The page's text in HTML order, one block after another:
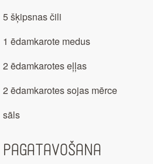
5 šķipsnas čili
1 ēdamkarote medus
2 ēdamkarotes eļļas
2 ēdamkarotes sojas mērce
sāls
Pagatavošana